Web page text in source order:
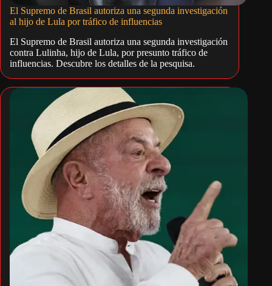
El Supremo de Brasil autoriza una segunda investigación
al hijo de Lula por tráfico de influencias
El Supremo de Brasil autoriza una segunda investigación
contra Lulinha, hijo de Lula, por presunto tráfico de
influencias. Descubre los detalles de la pesquisa.